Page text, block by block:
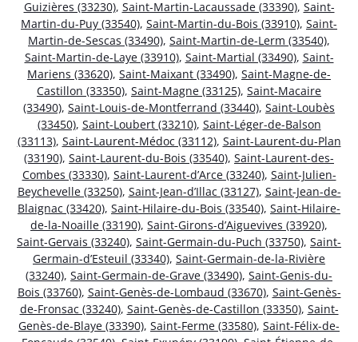
Guizières (33230), Saint-Martin-Lacaussade (33390), Saint-
Martin-du-Puy (33540), Saint-Martin-du-Bois (33910), Saint-
Martin-de-Sescas (33490), Saint-Martin-de-Lerm (33540),
Saint-Martin-de-Laye (33910), Saint-Martial (33490), Saint-
Mariens (33620), Saint-Maixant (33490), Saint-Magne-de-
Castillon (33350), Saint-Magne (33125), Saint-Macaire
(33490), Saint-Louis-de-Montferrand (33440), Saint-Loubès
(33450), Saint-Loubert (33210), Saint-Léger-de-Balson
(33113), Saint-Laurent-Médoc (33112), Saint-Laurent-du-Plan
(33190), Saint-Laurent-du-Bois (33540), Saint-Laurent-des-
Combes (33330), Saint-Laurent-d’Arce (33240), Saint-Julien-
Beychevelle (33250), Saint-Jean-d’Illac (33127), Saint-Jean-de-
Blaignac (33420), Saint-Hilaire-du-Bois (33540), Saint-Hilaire-
de-la-Noaille (33190), Saint-Girons-d’Aiguevives (33920),
Saint-Gervais (33240), Saint-Germain-du-Puch (33750), Saint-
Germain-d’Esteuil (33340), Saint-Germain-de-la-Rivière
(33240), Saint-Germain-de-Grave (33490), Saint-Genis-du-
Bois (33760), Saint-Genès-de-Lombaud (33670), Saint-Genès-
de-Fronsac (33240), Saint-Genès-de-Castillon (33350), Saint-
Genès-de-Blaye (33390), Saint-Ferme (33580), Saint-Félix-de-